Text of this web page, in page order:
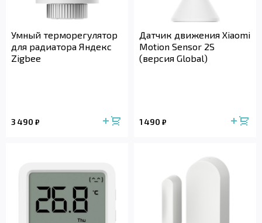
Умный терморегулятор
для радиатора Яндекс
Zigbee
3 490 ₽
Датчик движения Xiaomi
Motion Sensor 2S
(версия Global)
1 490 ₽